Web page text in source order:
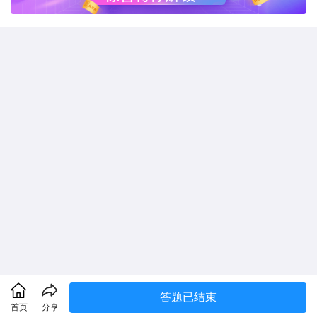
首页 分享
答题已结束